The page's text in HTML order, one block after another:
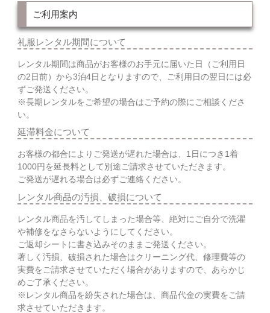
ご利用案内
礼服レンタル期間について
レンタル期間は商品がお客様のお手元に届いた日（ご利用日
の2日前）から3泊4日となりますので、ご利用日の翌日には必
ずご発送ください。
※長期レンタルをご希望の場合はご予約の際にご相談くださ
い。
延滞料金について
お客様の都合によりご発送が遅れた場合は、1日につき1着
1000円を延長料として別途ご請求させていただきます。
ご発送が遅れる場合は必ずご連絡ください。
レンタル商品の汚損、破損について
レンタル商品を汚してしまった場合等、絶対にご自分で洗濯
や補修をなさらないようにしてください。
ご返却シートに書き込みそのままご発送ください。
著しく汚損、破損された場合はクリーニング代、修理費等の
実費をご請求させていただく場合がありますので、あらかじ
めご了承ください。
※レンタル商品を紛失された場合は、商品代金の実費をご請
求させていただきます。